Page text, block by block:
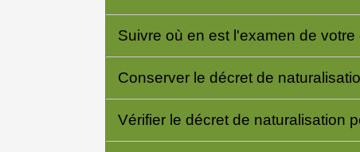
Suivre où en est l'examen de votre
Conserver le décret de
Vérifier le décret de naturalisation